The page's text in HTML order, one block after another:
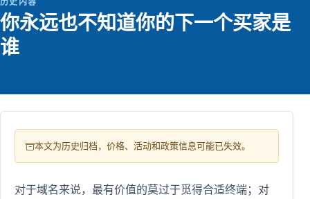
你永远也不知道你的下一个买家是
谁
本文为历史归档，价格、活动和政策信息可能已失效。
对于域名来说，最有价值的莫过于觅得合适终端；对